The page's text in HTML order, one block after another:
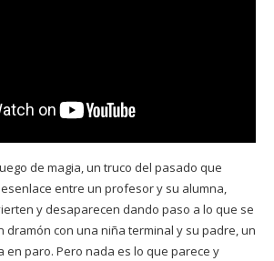
de magia, un truco del pasado que
entre un profesor y su alumna,
y desaparecen dando paso a lo que se
dramón con una niña terminal y su padre, un
paro. Pero nada es lo que parece y